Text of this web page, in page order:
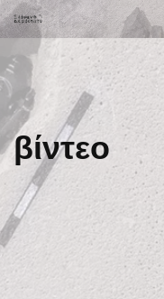
Μεταπηδήστε
στο
περιεχόμενο
βίντεο